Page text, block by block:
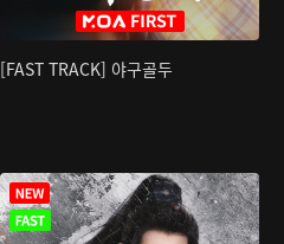
[FAST TRACK] 야구골두